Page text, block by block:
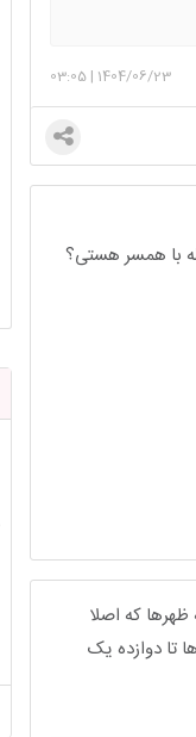
1404/06/23
|
03:05
با همسر هستی؟
که اصلا
تا دوازده یک